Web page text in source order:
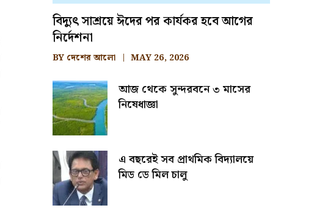
বিদ্যুৎ সাশ্রয়ে ঈদের পর কার্যকর হবে আগের
নির্দেশনা
BY দেশের আলো MAY 26, 2026
আজ থেকে সুন্দরবনে ৩ মাসের
নিষেধাজ্ঞা
এ বছরেই সব প্রাথমিক বিদ্যালয়ে
মিড ডে মিল চালু